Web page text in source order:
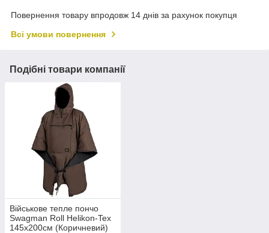
Повернення товару впродовж 14 днів за рахунок покупця
Всі умови повернення
Подібні товари компанії
Військове тепле пончо
Swagman Roll Helikon-Tex
145х200см (Коричневий)